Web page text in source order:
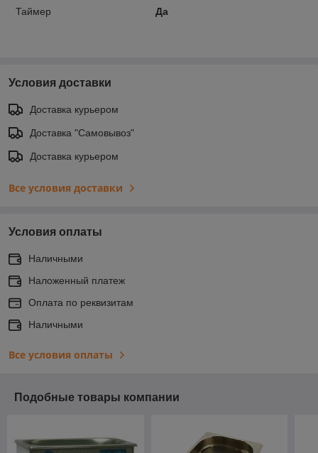
Таймер
Да
Условия доставки
Доставка курьером
Доставка "Самовывоз"
Доставка курьером
Все условия доставки
Условия оплаты
Наличными
Наложенный платеж
Оплата по реквизитам
Наличными
Все условия оплаты
Подобные товары компании